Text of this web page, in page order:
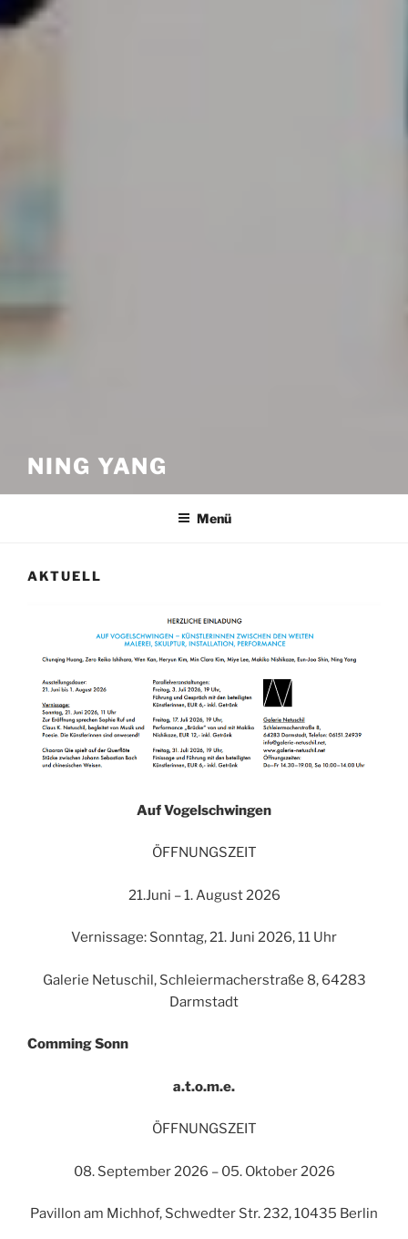
NING YANG
Menü
AKTUELL
Auf Vogelschwingen
ÖFFNUNGSZEIT
21.Juni – 1. August 2026
Vernissage: Sonntag, 21. Juni 2026, 11 Uhr
Galerie Netuschil, Schleiermacherstraße 8, 64283
Darmstadt
Comming Sonn
a.t.o.m.e.
ÖFFNUNGSZEIT
08. September 2026 – 05. Oktober 2026
Pavillon am Michhof, Schwedter Str. 232, 10435 Berlin